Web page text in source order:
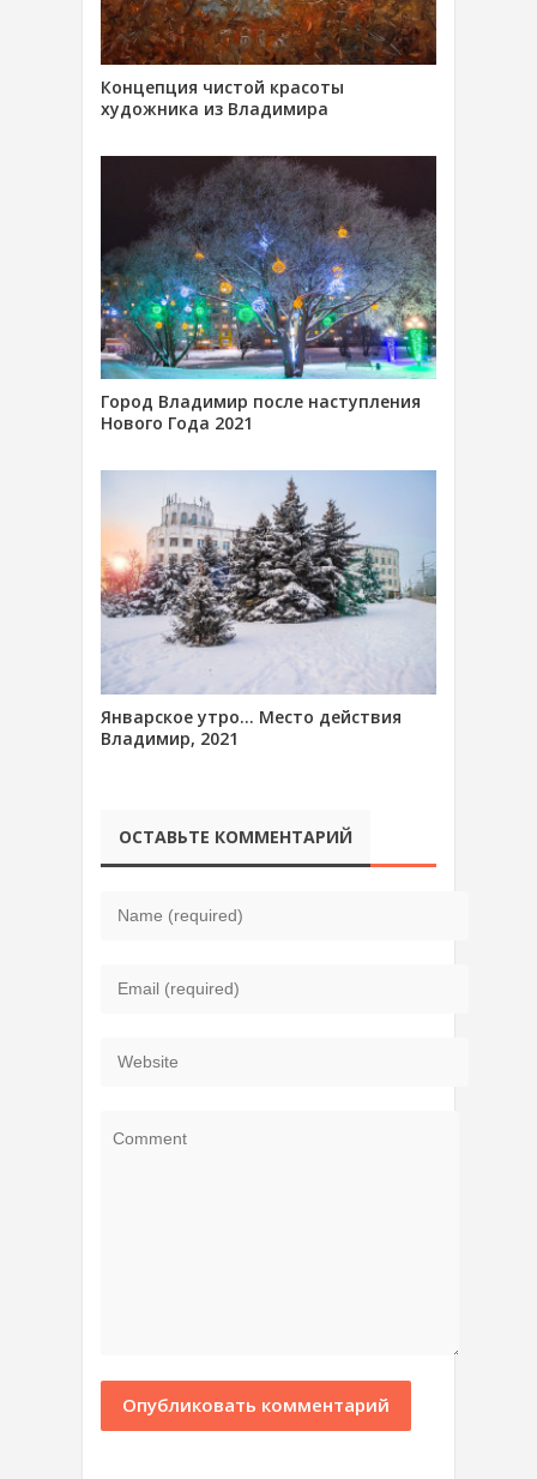
Концепция чистой красоты
художника из Владимира
Город Владимир после наступления
Нового Года 2021
Январское утро… Место действия
Владимир, 2021
ОСТАВЬТЕ КОММЕНТАРИЙ